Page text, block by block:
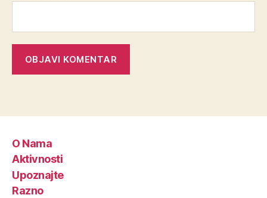
O Nama
Aktivnosti
Upoznajte
Razno